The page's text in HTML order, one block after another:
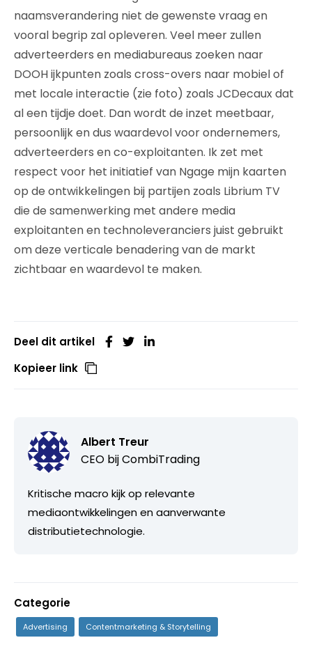
naamsverandering niet de gewenste vraag en
vooral begrip zal opleveren. Veel meer zullen
adverteerders en mediabureaus zoeken naar
DOOH ijkpunten zoals cross-overs naar mobiel of
met locale interactie (zie foto) zoals JCDecaux dat
al een tijdje doet. Dan wordt de inzet meetbaar,
persoonlijk en dus waardevol voor ondernemers,
adverteerders en co-exploitanten. Ik zet met
respect voor het initiatief van Ngage mijn kaarten
op de ontwikkelingen bij partijen zoals Librium TV
die de samenwerking met andere media
exploitanten en technoleveranciers juist gebruikt
om deze verticale benadering van de markt
zichtbaar en waardevol te maken.
Deel dit artikel
Kopieer link
Albert Treur
CEO bijCombiTrading
Kritische macro kijk op relevante
mediaontwikkelingen en aanverwante
distributietechnologie.
Categorie
Advertising Contentmarketing & Storytelling